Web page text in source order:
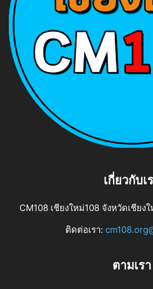
เกี่ยวกับเ
CM108 เชียงใหม่108 จังหวัดเชียง
ติดต่อเรา:
ตามเรา